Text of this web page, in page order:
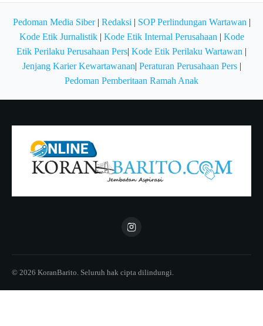
Pedoman Media Siber| Redaksi | SOP Perlindungan Wartawan |
Kode Etik Jurnalistik| Kode Etik Internal Perusahaan | Kode
Etik Perilaku Perusahaan Pers| Kode Etik Perilaku Wartawan |
Jenjang Karier Kewartawanan| Peraturan Perusahaan Pers|
Pedoman Pemberitaan Ramah Anak
© 2026 KoranBarito. Seluruh hak cipta dilindungi.